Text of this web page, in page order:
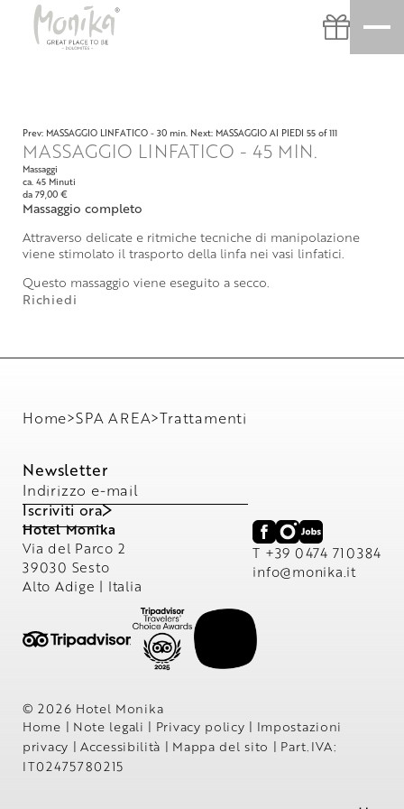
Prev: MASSAGGIO LINFATICO - 30 min. Next: MASSAGGIO AI PIEDI 55 of 111
MASSAGGIO LINFATICO - 45 MIN.
Massaggi
ca. 45 Minuti
da 79,00 €
Massaggio completo
Attraverso delicate e ritmiche tecniche di manipolazione
viene stimolato il trasporto della linfa nei vasi linfatici.
Questo massaggio viene eseguito a secco.
Richiedi
Home>SPA AREA>Trattamenti
Hotel Monika
Via del Parco 2
39030 Sesto
Alto Adige | Italia
T +39 0474 710384
info@ monika.it
Newsletter
Indirizzo e-mail
Iscriviti ora
© 2026 Hotel Monika
Home | Note legali | Privacy policy | Impostazioni
privacy | Accessibilità | Mappa del sito | Part.IVA:
IT02475780215